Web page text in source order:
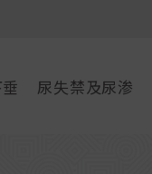
尿失禁及尿渗